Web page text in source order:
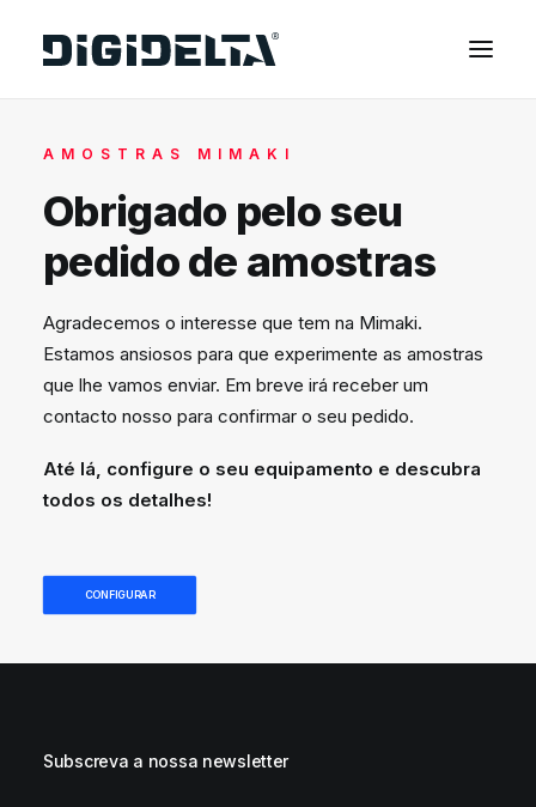
EQUIPAMENTOS
APLICAÇÕES
FINANCIAMENTO
TECNOLOGIA MIMAKI
CONTACTOS
SOBRE NÓS
DIGIDELTA ACADEMY
IDIOMA
AMOSTRAS MIMAKI
Obrigado pelo seu
pedido de amostras
Agradecemos o interesse que tem na Mimaki.
Estamos ansiosos para que experimente as amostras
que lhe vamos enviar. Em breve irá receber um
contacto nosso para confirmar o seu pedido.
Até lá, configure o seu equipamento e descubra
todos os detalhes!
CONFIGURAR
Subscreva a nossa newsletter